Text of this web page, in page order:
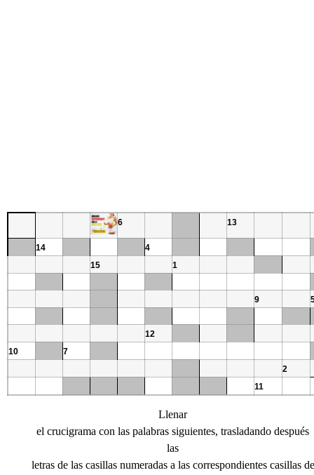
6 13
14
4
15
1
9
12
10
7
2
11
Llenar
el crucigrama con las palabras siguientes, trasladando después
las
letras de las casillas numeradas a las correspondientes casillas de